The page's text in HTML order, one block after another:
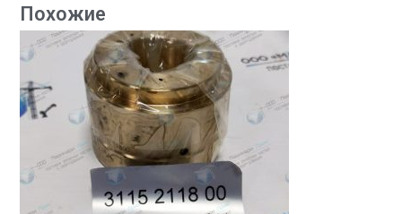
Похожие